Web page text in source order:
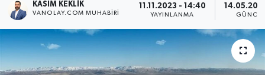
KASIM KEKLIK
VANOLAY.COM MUHABIRI
11.11.2023 - 14:40
YAYINLANMA
Dünya
RESMİ İLANLAR
Haber Arşivi